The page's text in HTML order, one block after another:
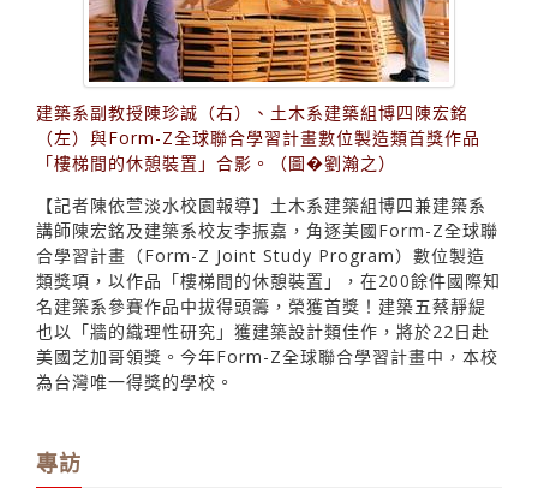
建築系副教授陳珍誠（右）、土木系建築組博四陳宏銘
（左）與Form-Z全球聯合學習計畫數位製造類首獎作品
「樓梯間的休憩裝置」合影。（圖�劉瀚之）
【記者陳依萱淡水校園報導】土木系建築組博四兼建築系
講師陳宏銘及建築系校友李振嘉，角逐美國Form-Z全球聯
合學習計畫（Form-Z Joint Study Program）數位製造
類獎項，以作品「樓梯間的休憩裝置」，在200餘件國際知
名建築系參賽作品中拔得頭籌，榮獲首獎！建築五蔡靜緹
也以「牆的織理性研究」獲建築設計類佳作，將於22日赴
美國芝加哥領獎。今年Form-Z全球聯合學習計畫中，本校
為台灣唯一得獎的學校。
專訪